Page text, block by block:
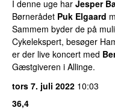
I denne uge har Jesper
Børnerådet Puk Elgaard
Sammem byder de på
Cykelekspert, besøger
er der live koncert med
Gæstgiveren i Allinge.
tors 7. juli 2022 10:03
36,4